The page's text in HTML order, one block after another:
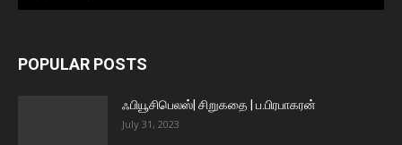
POPULAR POSTS
ஃபியூசிபெலஸ்| சிறுகதை | ப.பிரபாகரன்
July 31, 2023